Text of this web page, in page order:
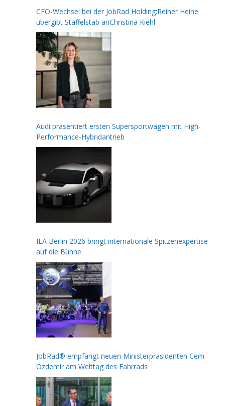
CFO-Wechsel bei der JobRad Holding:Reiner Heine
übergibt Staffelstab anChristina Kiehl
Audi präsentiert ersten Supersportwagen mit High-
Performance-Hybridantrieb
ILA Berlin 2026 bringt internationale Spitzenexpertise
auf die Bühne
JobRad® empfängt neuen Ministerpräsidenten Cem
Özdemir am Welttag des Fahrrads